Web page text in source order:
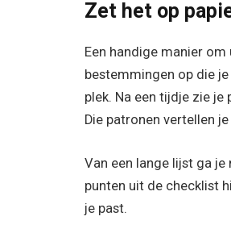
Zet het op
Een handige manier
bestemmingen op die
plek. Na een tijdje zie
Die patronen vertellen
Van een lange lijst ga
punten uit de checklist
je past.